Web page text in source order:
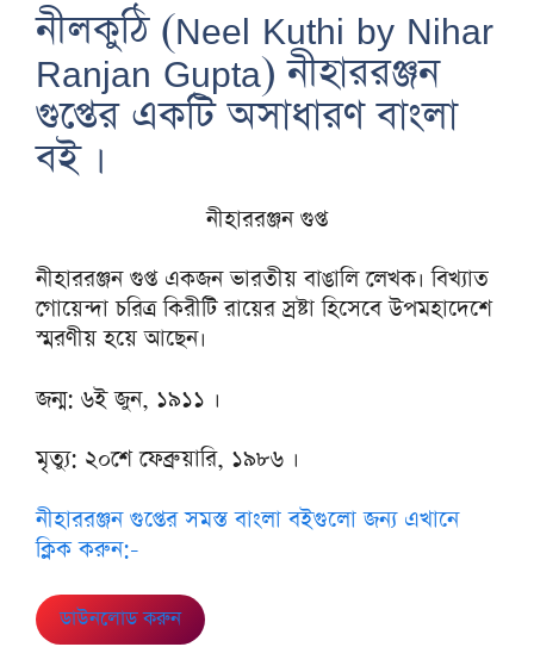
নীলকুঠি (Neel Kuthi by Nihar
Ranjan Gupta) নীহাররঞ্জন
গুপ্তের একটি অসাধারণ বাংলা
বই ।
নীহাররঞ্জন গুপ্ত
নীহাররঞ্জন গুপ্ত একজন ভারতীয় বাঙালি লেখক। বিখ্যাত
গোয়েন্দা চরিত্র কিরীটি রায়ের স্রষ্টা হিসেবে উপমহাদেশে
স্মরণীয় হয়ে আছেন।
জন্ম: ৬ই জুন, ১৯১১ ।
মৃত্যু: ২০শে ফেব্রুয়ারি, ১৯৮৬ ।
নীহাররঞ্জন গুপ্তের সমস্ত বাংলা বইগুলো জন্য এখানে
ক্লিক করুন:-
ডাউনলোড করুন